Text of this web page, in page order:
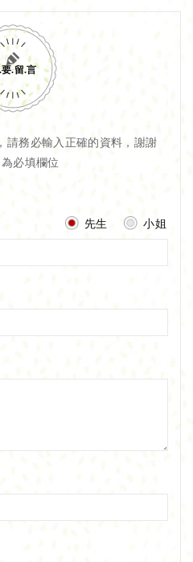
要.留.言
請務必輸入正確的資料，謝謝
為必填欄位
先生 小姐